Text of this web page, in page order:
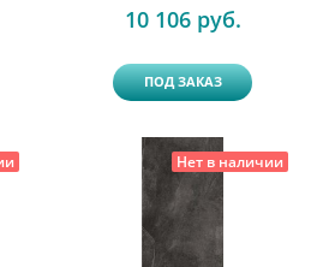
10 106 руб.
ПОД ЗАКАЗ
Нет в наличии